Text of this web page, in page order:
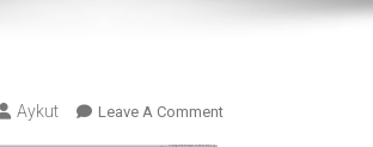
Aykut Leave A CommentOn